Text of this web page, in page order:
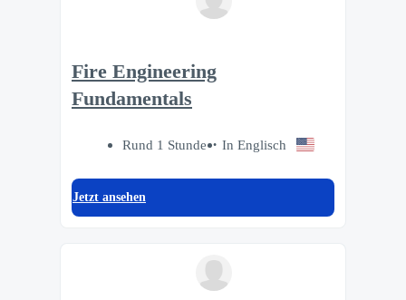
Fire Engineering
Fundamentals
Rund 1 Stunde In Englisch
Jetzt ansehen